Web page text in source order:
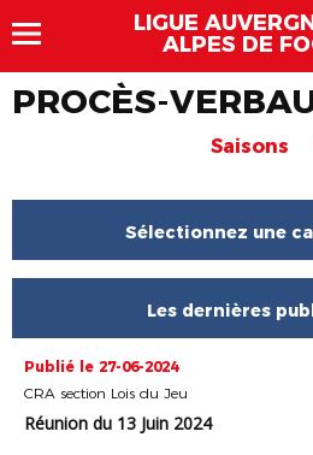
LIGUE
ALPES DE
PROCÈS-
Saisons
Sélectionnez une
Les dernières
Publié le 27-06-2024
CRA section Lois du Jeu
Réunion du 13 Juin 2024